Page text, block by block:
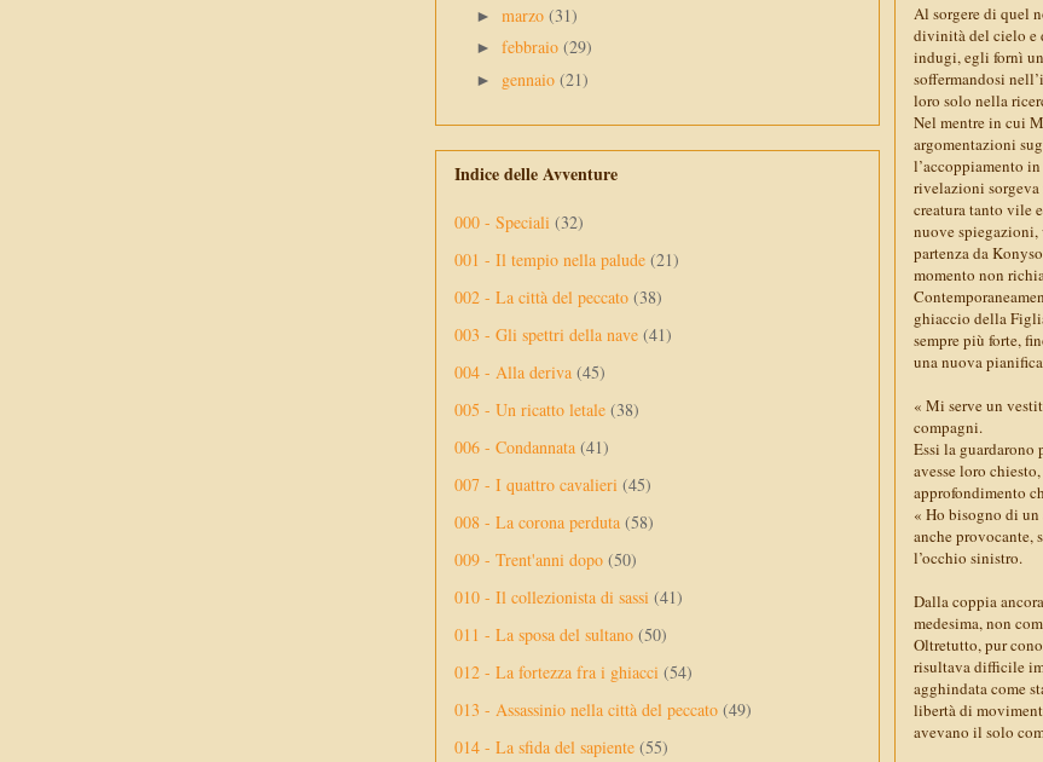
Al sorgere di quel
divinità del cielo e
indugi, egli fornì
soffermandosi
loro solo nella
Nel mentre in cui
argomentazioni
l’accoppiamento
rivelazioni sorgeva
creatura tanto vile
nuove spiegazioni,
partenza da
momento non
ghiaccio della
sempre più forte,
una nuova
« Mi serve un
compagni.
Essi la guardarono
avesse loro
approfondimento
« Ho bisogno di un
anche provocante,
l’occhio sinistro.
Dalla coppia
medesima, non
Oltretutto, pur
risultava difficile
agghindata come
libertà di
avevano il solo
► marzo (31)
► febbraio (29)
► gennaio (21)
Indice delle Avventure
000 - Speciali (32)
001 - Il tempio nella palude (21)
002 - La città del peccato (38)
003 - Gli spettri della nave (41)
004 - Alla deriva (45)
005 - Un ricatto letale (38)
006 - Condannata (41)
007 - I quattro cavalieri (45)
008 - La corona perduta (58)
009 - Trent'anni dopo (50)
010 - Il collezionista di sassi (41)
011 - La sposa del sultano (50)
012 - La fortezza fra i ghiacci (54)
013 - Assassinio nella città del peccato (49)
014 - La sfida del sapiente (55)